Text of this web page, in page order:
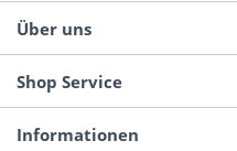
Über uns
Shop Service
Informationen